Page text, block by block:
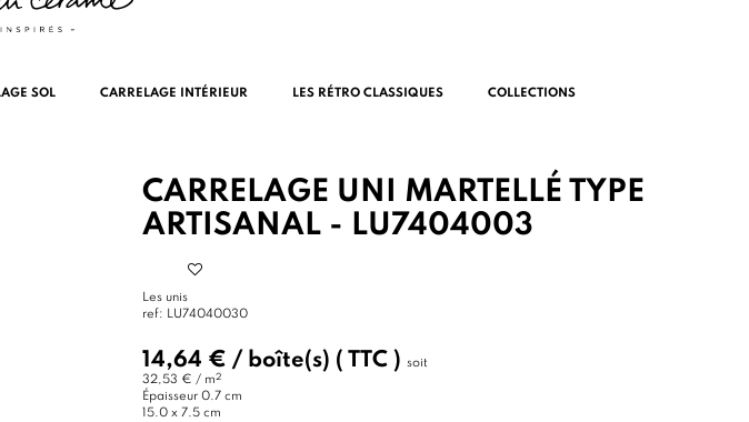
SOL CARRELAGE INTÉRIEUR LES RÉTRO CLASSIQUES COLLECTIONS
CARRELAGE UNI MARTELLÉ TYPE
ARTISANAL - LU7404003
Les unis
ref: LU74040030
14,64 € / boîte(s) ( TTC ) soit
32,53 € / m2
Épaisseur 0.7 cm
15.0 x 7.5 cm